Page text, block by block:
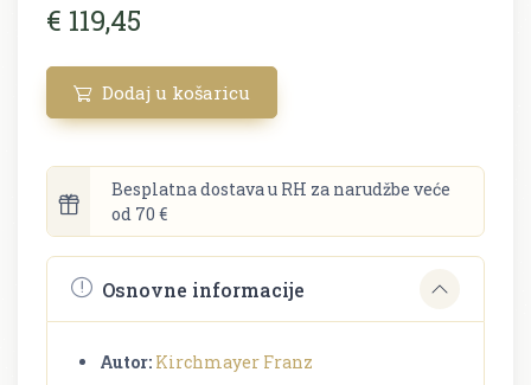
€ 119,45
Dodaj u košaricu
Besplatna dostava u RH za narudžbe veće
od 70 €
Osnovne informacije
Autor: Kirchmayer Franz